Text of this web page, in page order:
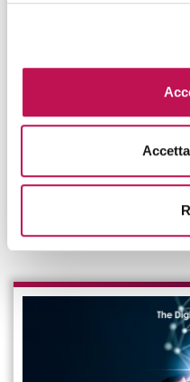
ricevute da molteplici
definizione dei servizi